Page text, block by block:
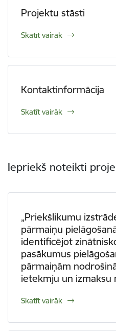
Projektu stāsti
Skatīt vairāk
Kontaktinformācija
Skatīt vairāk
Iepriekš noteikti
„Priekšlikumu
pārmaiņu
identificējot
pasākumus
pārmaiņām
ietekmju un izmaksu
Skatīt vairāk